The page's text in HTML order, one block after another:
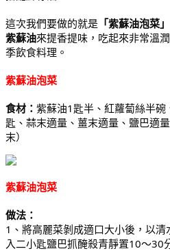
這次我們要做的就是 「紫蘇油泡菜」
紫蘇油來提香提味，吃起來非常溫
季飲食料理。
紫蘇油泡菜
食材： 紫蘇油1匙半、紅蘿蔔絲半
匙、蒜末適量、薑末適量、鹽巴適
末）
紫蘇油泡菜
做法：
1、將高麗菜剝成適口大小後，以
入二小匙鹽巴抓醃殺青靜置10～30